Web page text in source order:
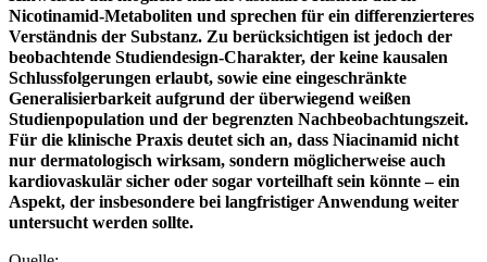
Nicotinamid-Metaboliten und sprechen für ein differenzierteres
Verständnis der Substanz. Zu berücksichtigen ist jedoch der
beobachtende Studiendesign-Charakter, der keine kausalen
Schlussfolgerungen erlaubt, sowie eine eingeschränkte
Generalisierbarkeit aufgrund der überwiegend weißen
Studienpopulation und der begrenzten Nachbeobachtungszeit.
Für die klinische Praxis deutet sich an, dass Niacinamid nicht
nur dermatologisch wirksam, sondern möglicherweise auch
kardiovaskulär sicher oder sogar vorteilhaft sein könnte – ein
Aspekt, der insbesondere bei langfristiger Anwendung weiter
untersucht werden sollte.